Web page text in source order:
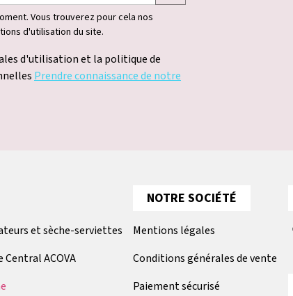
Vous trouverez pour cela nos
d'utilisation du site.
d'utilisation et la politique de
Prendre connaissance de notre
et sèche-serviettes
ACOVA
NOTRE SOCIÉTÉ
Mentions légales
Conditions générales de vente
Paiement sécurisé